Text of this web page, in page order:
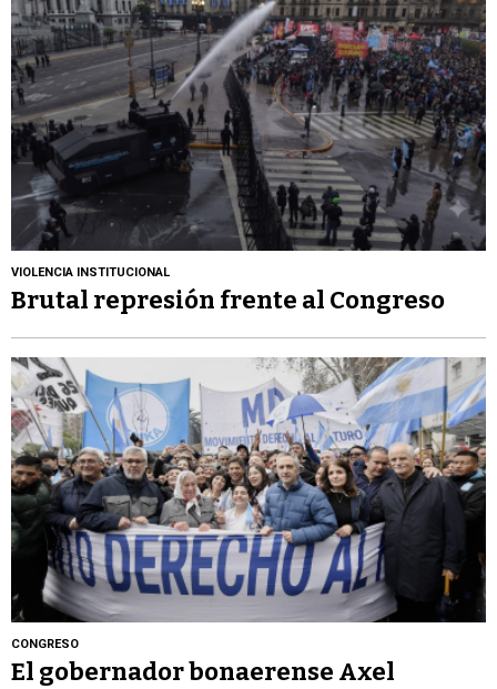
VIOLENCIA INSTITUCIONAL
Brutal represión frente al Congreso
CONGRESO
El gobernador bonaerense Axel